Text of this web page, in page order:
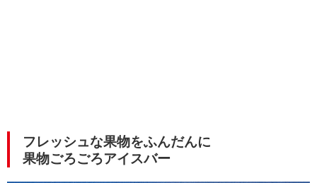
フレッシュな果物をふんだんに
果物ごろごろアイスバー